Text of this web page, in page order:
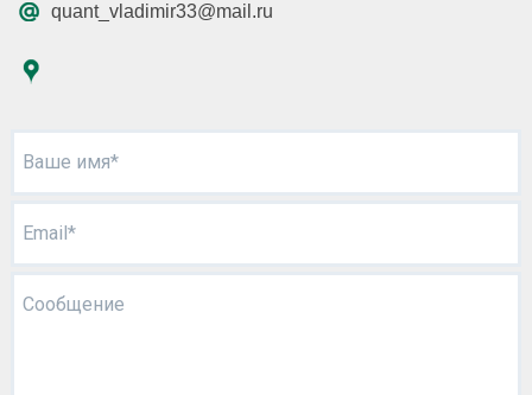
quant_vladimir33@mail.ru
Ваше имя*
Email*
Сообщение